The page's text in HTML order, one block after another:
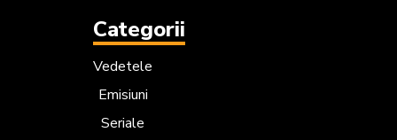
Categorii
Vedetele
Emisiuni
Seriale